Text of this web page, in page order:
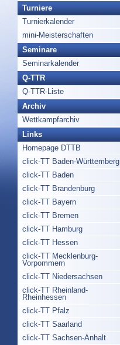
Turniere
Turnierkalender
mini-Meisterschaften
Seminare
Seminarkalender
Q-TTR
Q-TTR-Liste
Archiv
Wettkampfarchiv
Links
Homepage DTTB
click-TT Baden-Württemberg
click-TT Baden
click-TT Brandenburg
click-TT Bayern
click-TT Bremen
click-TT Hamburg
click-TT Hessen
click-TT Mecklenburg-
Vorpommern
click-TT Niedersachsen
click-TT Rheinland-
Rheinhessen
click-TT Pfalz
click-TT Saarland
click-TT Sachsen-Anhalt